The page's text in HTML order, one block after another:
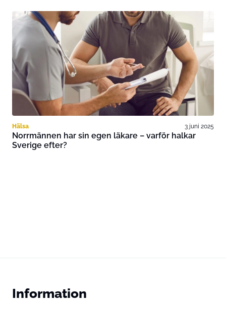
Hälsa 3 juni 2025
Norrmännen har sin egen läkare – varför halkar
Sverige efter?
Information